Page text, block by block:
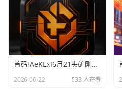
首码[AeKEx]6月21头矿刚上线，开盘价0.14u
2026-06-22 533 人在看